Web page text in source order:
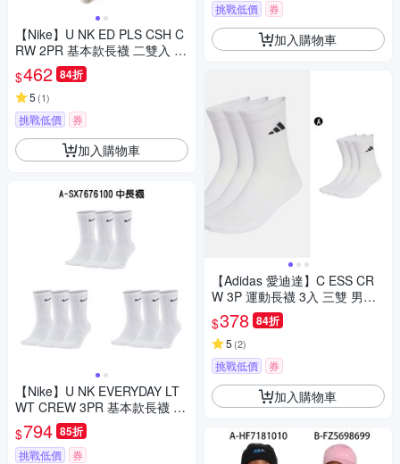
【Nike】U NK ED PLS CSH C
RW 2PR 基本款長襪 二雙入 二
包裝 計四雙 男女 A-FB570990
1 B-FN9136900 精選二款
$462 84折
5 (1)
挑戰低價 券
加入購物車
【Nike】U NK EVERYDAY LT
WT CREW 3PR 基本款長襪 三
雙入 三包裝 計九雙 男女 A-SX
7676100
$794 85折
挑戰低價 券
挑戰低價 券
加入購物車
【Adidas 愛迪達】C ESS CR
W 3P 運動長襪 3入 三雙 男女
A-JZ0530
$378 84折
5 (2)
挑戰低價 券
加入購物車